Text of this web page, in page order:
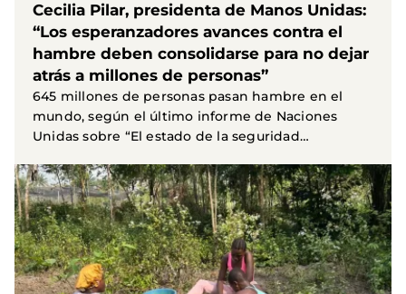
Cecilia Pilar, presidenta de Manos Unidas:
“Los esperanzadores avances contra el
hambre deben consolidarse para no dejar
atrás a millones de personas”
645 millones de personas pasan hambre en el
mundo, según el último informe de Naciones
Unidas sobre “El estado de la seguridad